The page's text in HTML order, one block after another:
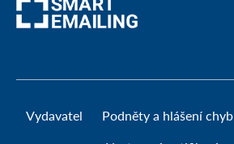
Vydavatel Podněty a hlášení chyb